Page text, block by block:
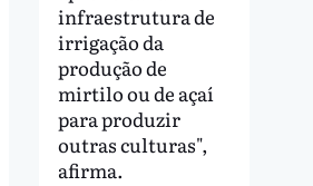
infraestrutura de
irrigação da
produção de
mirtilo ou de açaí
para produzir
outras culturas",
afirma.